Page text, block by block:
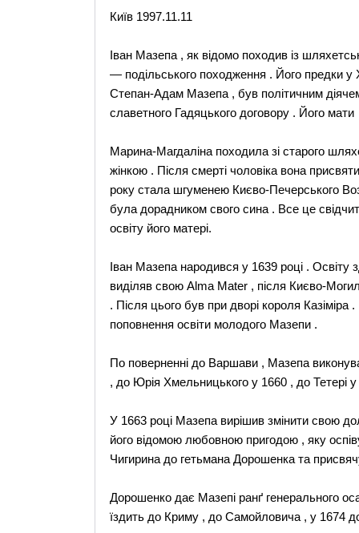
Київ 1997.11.11
Іван Мазепа , як відомо походив із
— подільського походження . Його предки у
Степан-Адам Мазепа , був політичним
славетного Гадяцького договору . Його мати
Марина-Магдаліна походила зі старого
жінкою . Після смерті чоловіка вона
року стала шгуменею Києво-Печерського
була дорадником свого сина . Все це
освіту його матері.
Іван Мазепа народився у 1639 році . Освіту
виділяв свою Alma Mater , після Києво-
. Після цього був при дворі короля Казіміра
поповнення освіти молодого Мазепи .
По поверненні до Варшави , Мазепа
, до Юрія Хмельницького у 1660 , до Тетері
У 1663 році Мазепа вирішив змінити свою
його відомою любовною пригодою , яку
Чигирина до гетьмана Дорошенка та
Дорошенко дає Мазепі ранґ генерального
їздить до Криму , до Самойловича , у 1674